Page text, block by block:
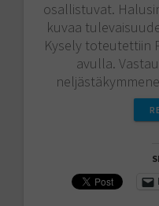
osallistuvat.
kuvaa
Kysely toteutettiin
avulla.